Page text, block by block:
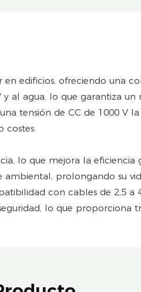
edificios, ofreciendo una
al agua, lo que garantiza
tensión de CC de 1000 V
costes.
lo que mejora la eficiencia
prolongando su
con cables de 2,5 a
lo que proporciona